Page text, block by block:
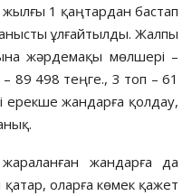
1 қаңтардан бастап
ұлғайтылды. Жалпы
жәрдемақы мөлшері –
89 498 теңге., 3 топ – 61
ерекше жандарға қолдау,
жандарға да
оларға көмек қажет